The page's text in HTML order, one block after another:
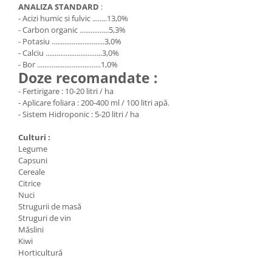
ANALIZA STANDARD :
- Acizi humic si fulvic ........13,0%
- Carbon organic ................5,3%
- Potasiu .............................3,0%
- Calciu ...............................3,0%
- Bor ...................................1,0%
Doze recomandate :
- Fertirigare : 10-20 litri / ha
- Aplicare foliara : 200-400 ml / 100 litri apă.
- Sistem Hidroponic : 5-20 litri / ha
Culturi :
Legume
Capsuni
Cereale
Citrice
Nuci
Strugurii de masă
Struguri de vin
Măslini
Kiwi
Horticultură